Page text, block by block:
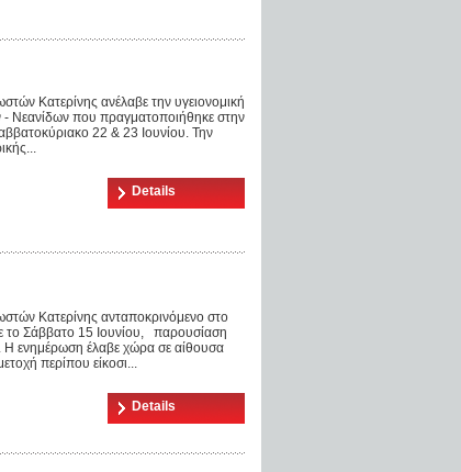
Κατερίνης ανέλαβε την υγειονομική
Νεανίδων που πραγματοποιήθηκε στην
22 & 23 Ιουνίου. Την
Details
Κατερίνης ανταποκρινόμενο στο
το Σάββατο 15 Ιουνίου, παρουσίαση
ενημέρωση έλαβε χώρα σε αίθουσα
περίπου είκοσι...
Details